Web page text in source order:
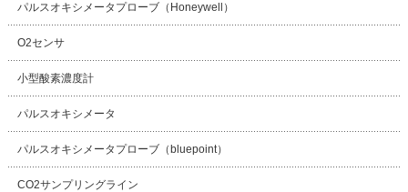
パルスオキシメータプローブ（Honeywell）
O2センサ
小型酸素濃度計
パルスオキシメータ
パルスオキシメータプローブ（bluepoint）
CO2サンプリングライン